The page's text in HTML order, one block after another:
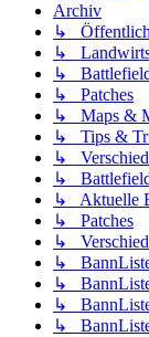
Archiv
↳
↳
↳
↳ Patches
↳ Maps &
↳ Tips &
↳
↳
↳ Aktuelle
↳ Patches
↳
↳
↳
↳
↳